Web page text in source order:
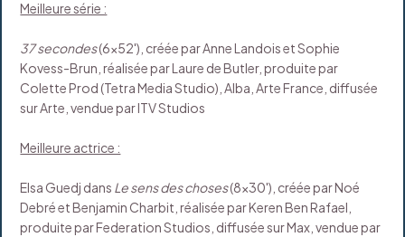
Meilleure série :
37 secondes(6x52'), créée par Anne Landois et Sophie
Kovess-Brun, réalisée par Laure de Butler, produite par
Colette Prod (Tetra Media Studio), Alba, Arte France, diffusée
sur Arte, vendue par ITV Studios
Meilleure actrice :
Elsa Guedj dans Le sens des choses(8x30'), créée par Noé
Debré et Benjamin Charbit, réalisée par Keren Ben Rafael,
produite par Federation Studios, diffusée sur Max, vendue par